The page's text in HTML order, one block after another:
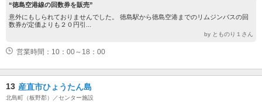
“徳島空港線の回数券を販売”
意外にもしられておりませんでした。 徳島駅から徳島空港までのリムジンバスの回
数券が定価よりも２０円引...
by とものり１さん
営業時間：10：00～18：00
13 産直市ひょうたん島
北島町（板野郡）／センター施設